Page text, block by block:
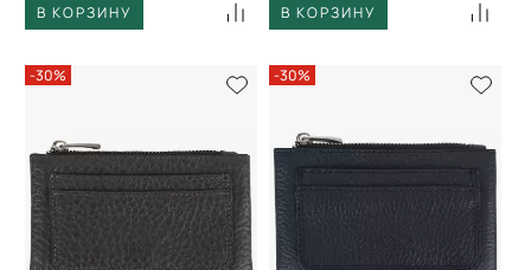
В КОРЗИНУ
В КОРЗИНУ
-30% -30%